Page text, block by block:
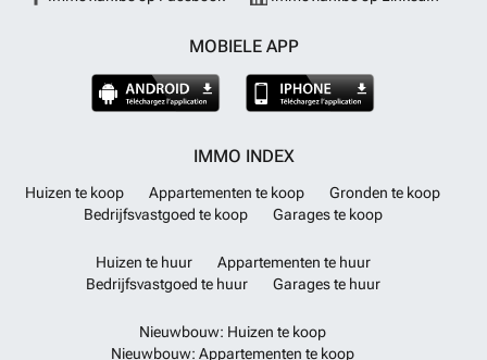
MOBIELE APP
IMMO INDEX
Huizen te koop Appartementen te koop
Gronden te koop
Bedrijfsvastgoed te koop
Garages te koop
Huizen te huur
Appartementen te huur
Bedrijfsvastgoed te huur
Garages te huur
Nieuwbouw: Huizen te koop
Nieuwbouw: Appartementen te koop